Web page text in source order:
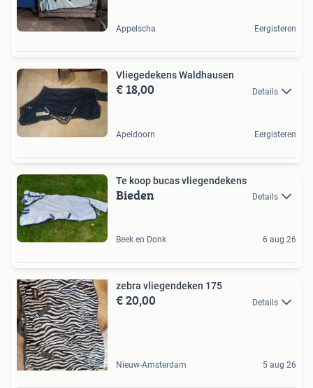
Appelscha Eergisteren
Vliegedekens Waldhausen
€ 18,00 Details
Apeldoorn Eergisteren
Te koop bucas vliegendekens
Bieden Details
Beek en Donk 6 aug 26
zebra vliegendeken 175
€ 20,00 Details
Nieuw-Amsterdam 5 aug 26